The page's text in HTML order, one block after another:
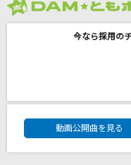
Pretender
今なら採用の
DAM★ともボ
動画公開曲を見る